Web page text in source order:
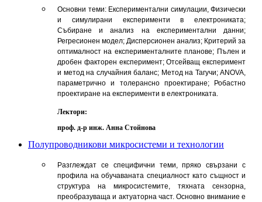
Основни теми: Експериментални симулации, Физически
и симулирани експерименти в електрониката;
Събиране и анализ на експериментални данни;
Регресионен модел; Дисперсионен анализ; Критерий за
оптималност на експерименталните планове; Пълен и
дробен факторен експеримент; Отсейващ експеримент
и метод на случайния баланс; Метод на Тагучи; ANOVA,
параметрично и толерансно проектиране; Робастно
проектиране на експерименти в електрониката.
Лектори:
проф. д-р инж. Анна Стойнова
Полупроводникови микросистеми и технологии
Разглеждат се специфични теми, пряко свързани с
профила на обучаваната специалност като същност и
структура на микросистемите, тяхната сензорна,
преобразуваща и актуаторна част. Основно внимание е